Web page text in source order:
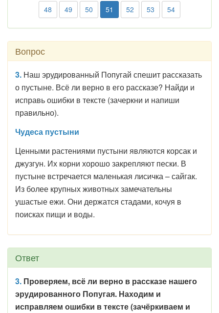
48 49 50 51 52 53 54
Вопрос
3. Наш эрудированный Попугай спешит рассказать
о пустыне. Всё ли верно в его рассказе? Найди и
исправь ошибки в тексте (зачеркни и напиши
правильно).
Чудеса пустыни
Ценными растениями пустыни являются корсак и
джузгун. Их корни хорошо закрепляют пески. В
пустыне встречается маленькая лисичка – сайгак.
Из более крупных животных замечательны
ушастые ежи. Они держатся стадами, кочуя в
поисках пищи и воды.
Ответ
3. Проверяем, всё ли верно в рассказе нашего
эрудированного Попугая. Находим и
исправляем ошибки в тексте (зачёркиваем и